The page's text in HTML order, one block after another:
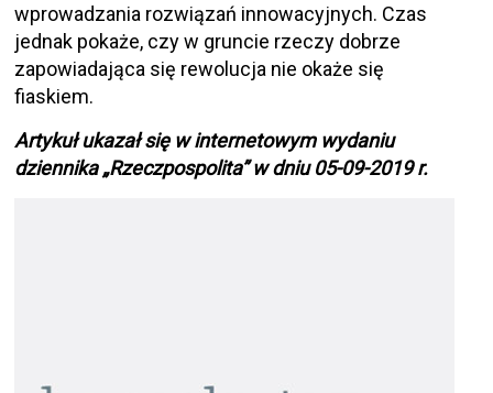
wprowadzania rozwiązań innowacyjnych. Czas
jednak pokaże, czy w gruncie rzeczy dobrze
zapowiadająca się rewolucja nie okaże się
fiaskiem.
Artykuł ukazał się w internetowym wydaniu
dziennika „Rzeczpospolita” w dniu 05-09-2019 r.